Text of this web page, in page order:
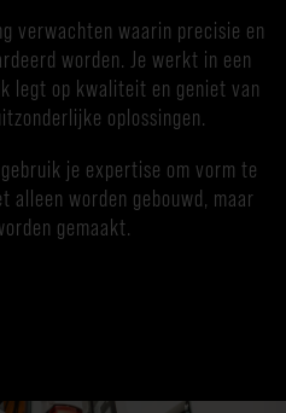
verwachten waarin precisie en
worden. Je werkt in een
legt op kwaliteit en geniet van
oplossingen.
je expertise om vorm te
alleen worden gebouwd, maar
gemaakt.